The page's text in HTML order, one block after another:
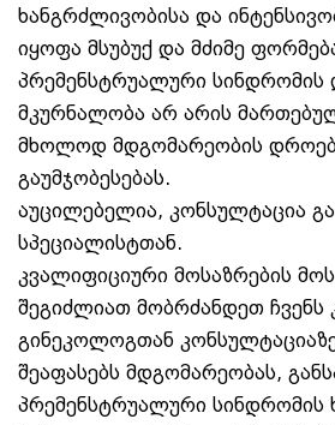
ხანგრძლივობისა და
იყოფა მსუბუქ და მძიმე
პრემენსტრუალური
მკურნალობა არ არის
მხოლოდ მდგომარეობის
გაუმჯობესებას.
აუცილებელია, კონსულტაცია
სპეციალისტთან.
კვალიფიციური მოსაზრების
შეგიძლიათ მობრძანდეთ ჩვენს
გინეკოლოგთან
შეაფასებს მდგომარეობას,
პრემენსტრუალური სინდრომის